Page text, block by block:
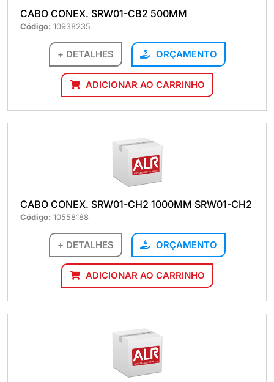
CABO CONEX. SRW01-CB2 500MM
Código: 10938235
+ DETALHES ORÇAMENTO
ADICIONAR AO CARRINHO
CABO CONEX. SRW01-CH2 1000MM SRW01-CH2
Código: 10558188
+ DETALHES ORÇAMENTO
ADICIONAR AO CARRINHO